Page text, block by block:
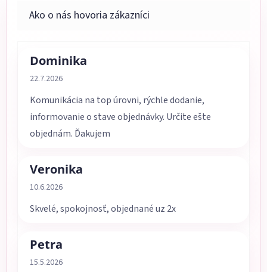
Dominika
Hodnotenie obchodu je 5 z 5 hviezdičiek.
22.7.2026
Komunikácia na top úrovni, rýchle dodanie,
informovanie o stave objednávky. Určite ešte
objednám. Ďakujem
Veronika
Hodnotenie obchodu je 5 z 5 hviezdičiek.
10.6.2026
Skvelé, spokojnosť, objednané uz 2x
Petra
Hodnotenie obchodu je 5 z 5 hviezdičiek.
15.5.2026